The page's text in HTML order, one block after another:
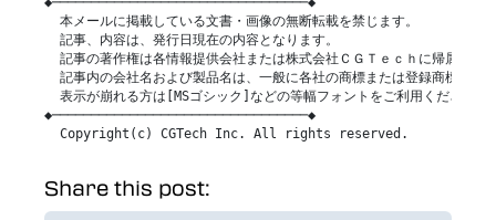
  本メールに掲載している文書・画像の無断転載を禁じます。
  記事、内容は、発行日現在の内容となります。
記事の著作権は各情報提供会社または株式会社ＣＧＴｅｃｈに帰属しま
記事内の会社名および製品名は、一般に各社の商標または登録商標です
  表示が崩れる方は[MSゴシック]などの等幅フォントをご利用ください。
◆─────────────────────────────────◆
  Copyright(c) CGTech Inc. All rights reserved.
Share this post: